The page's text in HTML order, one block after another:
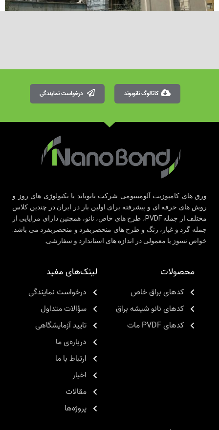
کاتالوگ نانوبوند درخواست نمایندگی
ورق های کامپوزیت آلومینیومی شرکت نانوباند با تکنولوژی های روز و
روش های حرفه ای و پیشرفته برای اولین بار در ایران در چندین کلاس
مختلف از جمله PVDF، طرح های خاص، نانو، همچنین دارای مزایایی از
جمله گرد و غبار، رنگ و طرح های منحصربفرد و منحصربفرد می باشد.
خواص نسوز یا معمولی در اندازه های استاندارد و سفارشی.
محصولات
کدهای براق خاص
کدهای نانو شیشه براق
کدهای PVDF مات
لینک‌های مفید
درخواست نمایندگی
سؤالات متداول
تایید آزمایشگاهی
درباره‌ی ما
ارتباط با ما
اخبار
مقالات
پروژه‌ها